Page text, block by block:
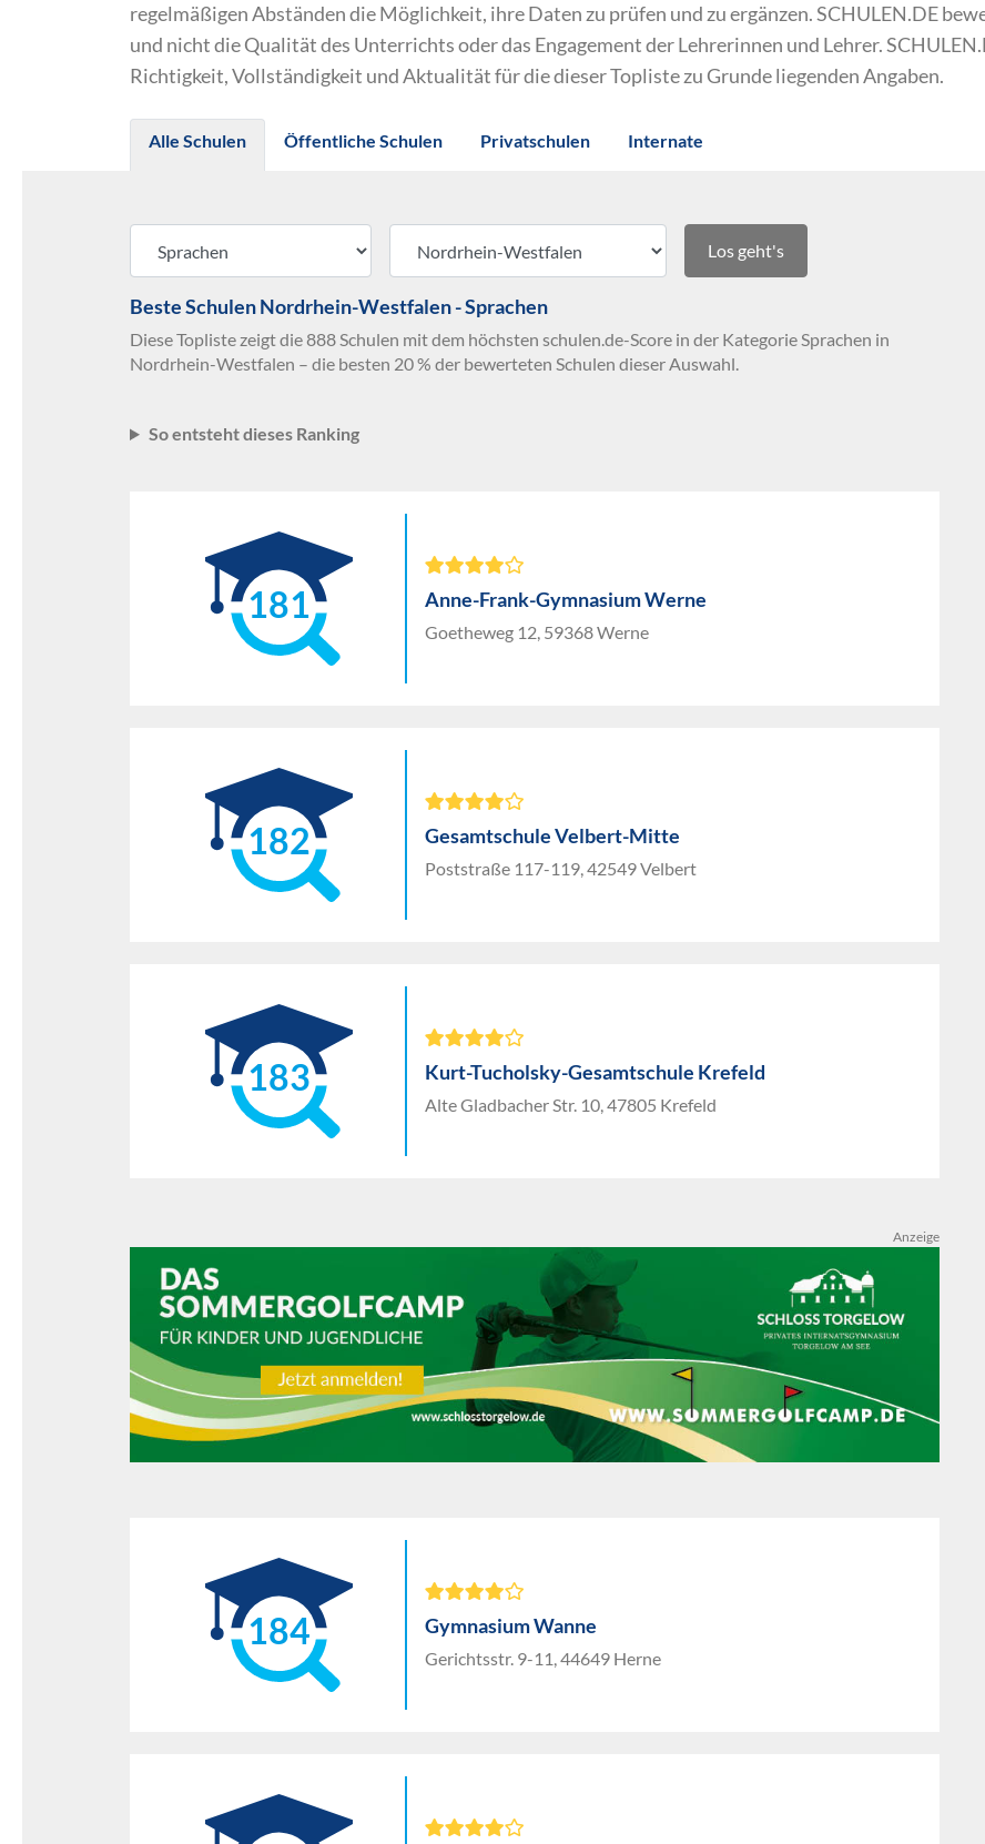
regelmäßigen Abständen die Möglichkeit, ihre Daten zu prüfen und zu ergänzen. SCHULEN.DE
und nicht die Qualität des Unterrichts oder das Engagement der Lehrerinnen und Lehrer.
Richtigkeit, Vollständigkeit und Aktualität für die dieser Topliste zu Grunde liegenden Angaben.
Alle Schulen Öffentliche Schulen Privatschulen Internate
Los geht's
Beste Schulen Nordrhein-Westfalen - Sprachen
Diese Topliste zeigt die 888 Schulen mit dem höchsten schulen.de-Score in der Kategorie Sprachen in
Nordrhein-Westfalen – die besten 20 % der bewerteten Schulen dieser Auswahl.
So entsteht dieses Ranking
181 Anne-Frank-Gymnasium Werne
Goetheweg 12, 59368 Werne
182 Gesamtschule Velbert-Mitte
Poststraße 117-119, 42549 Velbert
183 Kurt-Tucholsky-Gesamtschule Krefeld
Alte Gladbacher Str. 10, 47805 Krefeld
Anzeige
184 Gymnasium Wanne
Gerichtsstr. 9-11, 44649 Herne